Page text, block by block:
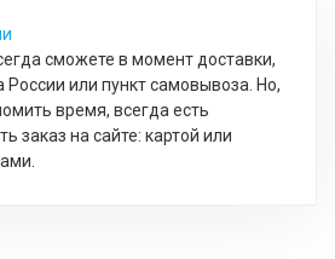
сможете в момент доставки,
России или пункт самовывоза. Но,
время, всегда есть
заказ на сайте: картой или